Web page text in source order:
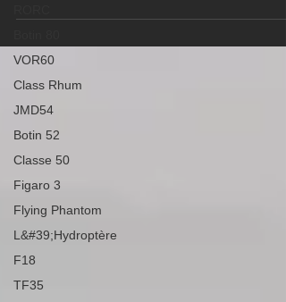
VOR60
Class Rhum
JMD54
Botin 52
Classe 50
Figaro 3
Flying Phantom
L&#39;Hydroptère
F18
TF35